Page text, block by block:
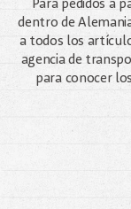
Para pedidos a
dentro de
a todos los
agencia de
para conocer